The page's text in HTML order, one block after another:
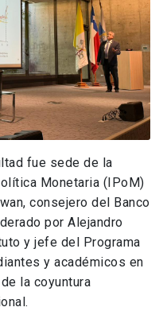
fue sede de la
Monetaria (IPoM)
consejero del Banco
por Alejandro
y jefe del Programa
y académicos en
la coyuntura